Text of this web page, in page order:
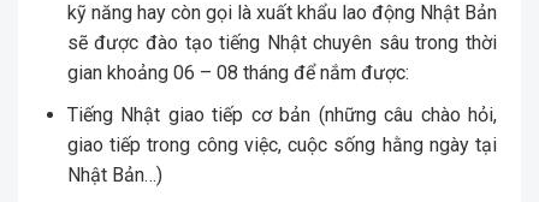
kỹ năng hay còn gọi là xuất khẩu lao động Nhật Bản
sẽ được đào tạo tiếng Nhật chuyên sâu trong thời
gian khoảng 06 – 08 tháng để nắm được:
Tiếng Nhật giao tiếp cơ bản (những câu chào hỏi,
giao tiếp trong công việc, cuộc sống hằng ngày tại
Nhật Bản…)